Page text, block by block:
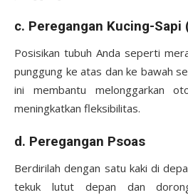
c. Peregangan Kucing-Sapi
Posisikan tubuh Anda seperti
punggung ke atas dan ke bawah
ini membantu melonggarkan
meningkatkan fleksibilitas.
d. Peregangan Psoas
Berdirilah dengan satu kaki di
tekuk lutut depan dan